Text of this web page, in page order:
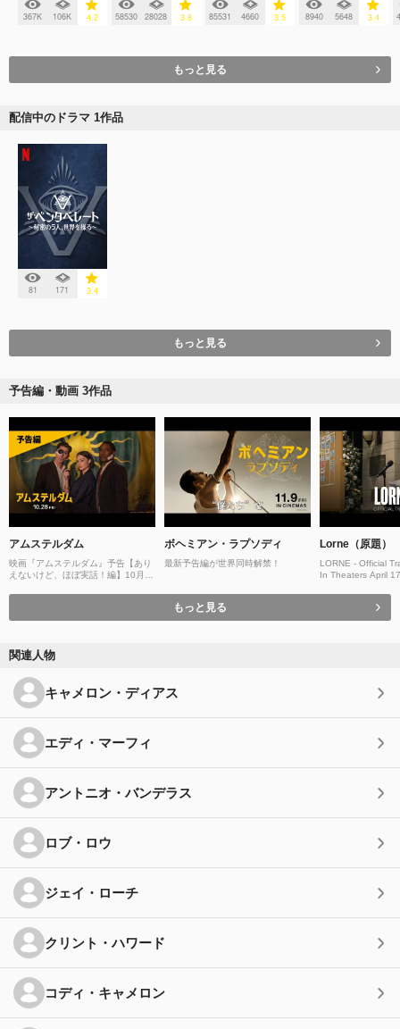
367K 106K 4.2 58530 28028 3.8 85531 4660 3.5 8940 5648 3.4
もっと見る
配信中のドラマ 1作品
81 171 3.4
もっと見る
予告編・動画 3作品
アムステルダム
映画『アムステルダム』予告【あり
えないけど、ほぼ実話！編】10月28
ボヘミアン・ラプソディ
最新予告編が世界同時解禁！
Lorne（原題）
LORNE - Official
In Theaters April 17
もっと見る
関連人物
キャメロン・ディアス
エディ・マーフィ
アントニオ・バンデラス
ロブ・ロウ
ジェイ・ローチ
クリント・ハワード
コディ・キャメロン